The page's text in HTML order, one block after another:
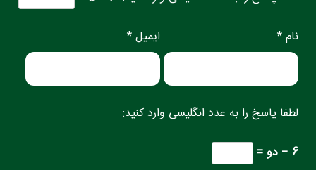
نام * ایمیل *
لطفا پاسخ را به عدد انگلیسی وارد کنید:
6 − دو =